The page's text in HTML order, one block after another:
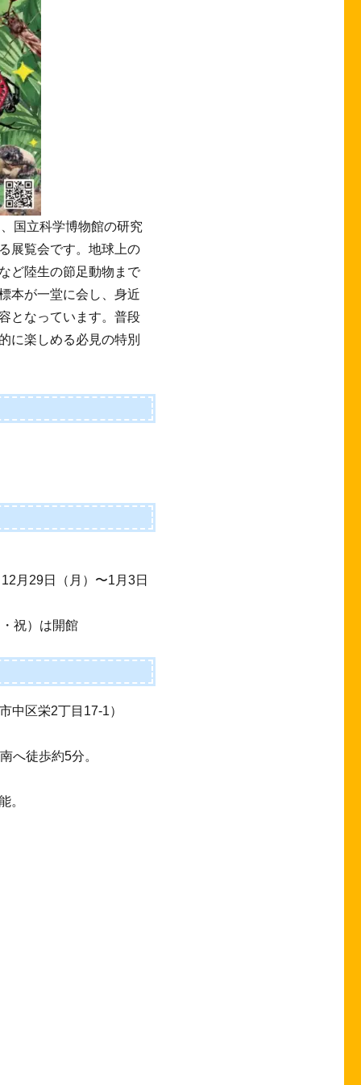
国立科学博物館の研究
展覧会です。地球上の
ど陸生の節足動物まで
本が一堂に会し、身近
となっています。普段
に楽しめる必見の特別
月29日（月）〜1月3日
祝）は開館
中区栄2丁目17-1）
へ徒歩約5分。
。